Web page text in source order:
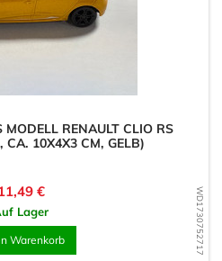
WD1730752717
RENAULT CLIO RS (
10X4X3 CM, GELB)
€
Lager
Warenkorb